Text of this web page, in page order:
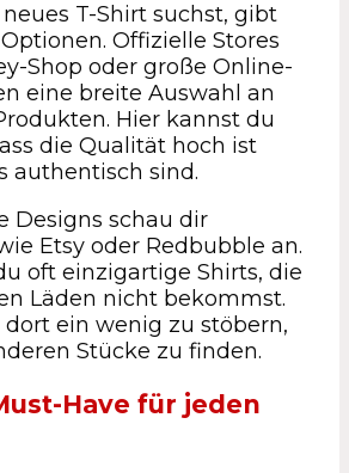
T-Shirt suchst, gibt
Offizielle Stores
Shop oder große Online-
eine breite Auswahl an
Hier kannst du
die Qualität hoch ist
authentisch sind.
Designs schau dir
Etsy oder Redbubble an.
oft einzigartige Shirts, die
Läden nicht bekommst.
dort ein wenig zu stöbern,
Stücke zu finden.
Have für jeden